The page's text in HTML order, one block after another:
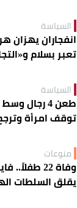
السياسة
انفجاران يهزان
تعبر بسلام
السياسة
طعن 4 رجال
توقف امرأة
منوعات
وفاة 22
يقلق السلطات